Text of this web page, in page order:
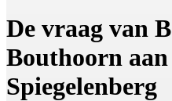
De vraag van
Bouthoorn
Spiegelenberg